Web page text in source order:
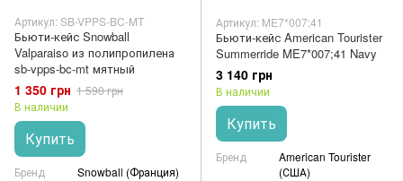
Артикул: SB-VPPS-BC-MT
Бьюти-кейс Snowball
Valparaiso из полипропилена
sb-vpps-bc-mt мятный
1 350 грн 1 590 грн
В наличии
Купить
Бренд
Snowball (Франция)
Артикул: ME7*007;41
Бьюти-кейс American Tourister
Summerride ME7*007;41 Navy
3 140 грн
В наличии
Купить
Бренд
American Tourister
(США)